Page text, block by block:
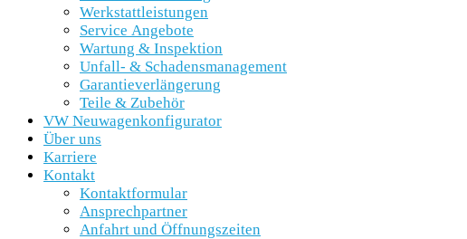
Werkstattleistungen
Service Angebote
Wartung & Inspektion
Unfall- & Schadensmanagement
Garantieverlängerung
Teile & Zubehör
VW Neuwagenkonfigurator
Über uns
Karriere
Kontakt
Kontaktformular
Ansprechpartner
Anfahrt und Öffnungszeiten